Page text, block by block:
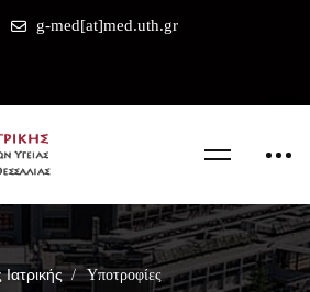
g-med[at]med.uth.gr
Υποτροφίες